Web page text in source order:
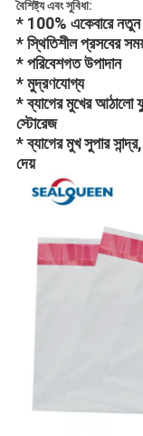
বৈশিষ্ট্য এবং সুবিধা:
* 100% একেবারে নতুন
* স্থিতিশীল প্রসবের
* পরিবেশগত উপাদান
* মুদ্রণযোগ্য
* ব্যাগের মুখের
স্টোরেজ
* ব্যাগের মুখ সুপার
দেয়